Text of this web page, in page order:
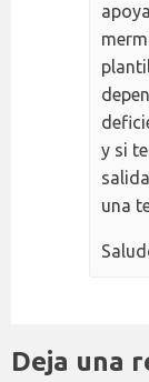
y si
una
Deja una